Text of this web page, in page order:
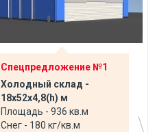
Спецпредложение №1
Холодный склад -
18х52х4,8(h) м
Площадь - 936 кв.м
Снег - 180 кг/кв.м